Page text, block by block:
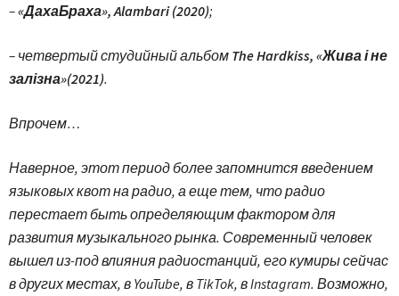
–«ДахаБраха», Alambari (2020);
– четвертый студийный альбом The Hardkiss, «Жива і не
залізна»(2021).
Впрочем…
Наверное, этот период более запомнится введением
языковых квот на радио, а еще тем, что радио
перестает быть определяющим фактором для
развития музыкального рынка. Современный человек
вышел из-под влияния радиостанций, его кумиры сейчас
в других местах, в YouTube, в TikTok, в Instagram. Возможно,